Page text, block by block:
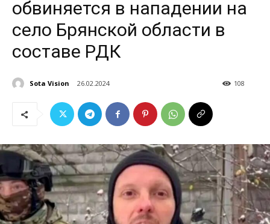
обвиняется в нападении на
село Брянской области в
составе РДК
Sota Vision 26.02.2024 108